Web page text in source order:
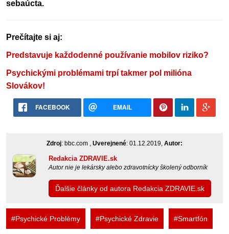
sebaúcta.
Prečítajte si aj:
Predstavuje každodenné používanie mobilov riziko?
Psychickými problémami trpí takmer pol milióna
Slovákov!
FACEBOOK EMAIL
Zdroj: bbc.com , Uverejnené: 01.12.2019, Autor:
Redakcia ZDRAVIE.sk
Autor nie je lekársky alebo zdravotnícky školený odborník
Ďalšie články od autora Redakcia ZDRAVIE.sk
#Psychické Problémy #Psychické Zdravie #Smartfón